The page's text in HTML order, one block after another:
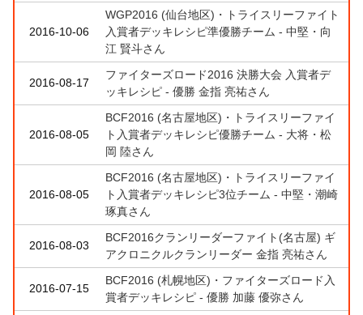
2016-10-06
WGP2016 (仙台地区)・トライスリーファイト
入賞者デッキレシピ準優勝チーム - 中堅・向
江 賢斗さん
2016-08-17
ファイターズロード2016 決勝大会 入賞者デ
ッキレシピ - 優勝 金指 亮祐さん
2016-08-05
BCF2016 (名古屋地区)・トライスリーファイ
ト入賞者デッキレシピ優勝チーム - 大将・松
岡 陸さん
2016-08-05
BCF2016 (名古屋地区)・トライスリーファイ
ト入賞者デッキレシピ3位チーム - 中堅・潮崎
琢真さん
2016-08-03
BCF2016クランリーダーファイト(名古屋) ギ
アクロニクルクランリーダー 金指 亮祐さん
2016-07-15
BCF2016 (札幌地区)・ファイターズロード入
賞者デッキレシピ - 優勝 加藤 優弥さん